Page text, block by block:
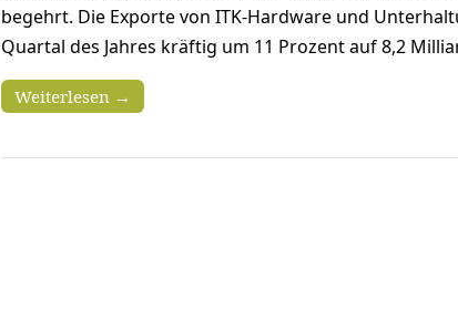
begehrt. Die Exporte von ITK-Hardware und
Quartal des Jahres kräftig um 11 Prozent auf 8,2
Weiterlesen →